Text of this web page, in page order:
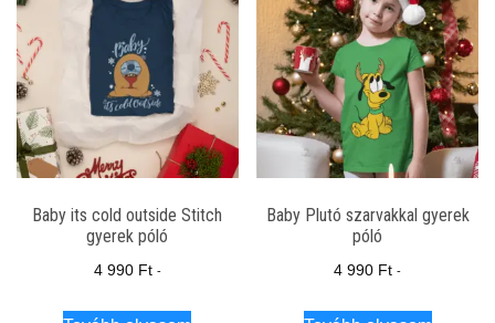
Baby its cold outside Stitch
gyerek póló
4 990 Ft -
Baby Plutó szarvakkal gyerek
póló
4 990 Ft -